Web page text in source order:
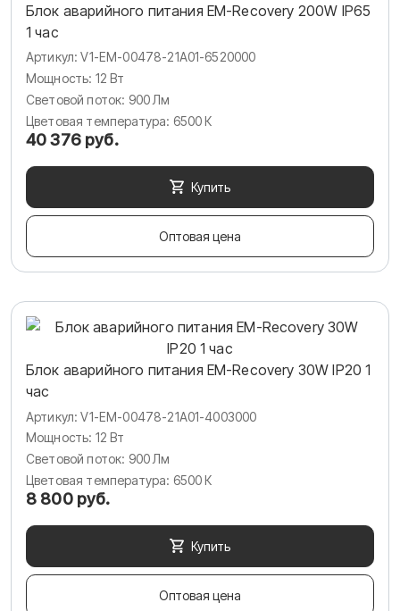
Блок аварийного питания EM-Recovery 200W IP65
1 час
Артикул: V1-EM-00478-21A01-6520000
Мощность: 12 Вт
Световой поток: 900 Лм
Цветовая температура: 6500 К
40 376 руб.
Купить
Оптовая цена
Блок аварийного питания EM-Recovery 30W IP20 1
час
Артикул: V1-EM-00478-21A01-4003000
Мощность: 12 Вт
Световой поток: 900 Лм
Цветовая температура: 6500 К
8 800 руб.
Купить
Оптовая цена